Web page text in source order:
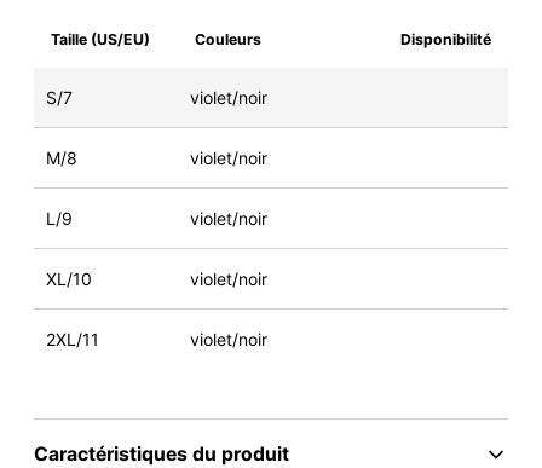
Taille (US/EU) Couleurs Disponibilité
S/7 violet/noir
M/8 violet/noir
L/9 violet/noir
XL/10 violet/noir
2XL/11 violet/noir
Caractéristiques du produit